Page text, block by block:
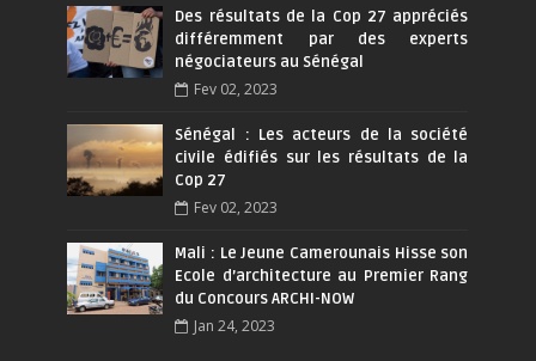
Des résultats de la Cop 27 appréciés
différemment par des experts
négociateurs au Sénégal
Fev 02, 2023
Sénégal : Les acteurs de la société
civile édifiés sur les résultats de la
Cop 27
Fev 02, 2023
Mali : Le Jeune Camerounais Hisse son
Ecole d’architecture au Premier Rang
du Concours ARCHI-NOW
Jan 24, 2023